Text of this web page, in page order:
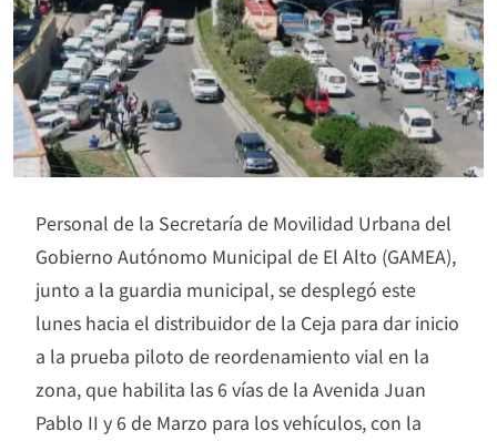
Personal de la Secretaría de Movilidad Urbana del
Gobierno Autónomo Municipal de El Alto (GAMEA),
junto a la guardia municipal, se desplegó este
lunes hacia el distribuidor de la Ceja para dar inicio
a la prueba piloto de reordenamiento vial en la
zona, que habilita las 6 vías de la Avenida Juan
Pablo II y 6 de Marzo para los vehículos, con la